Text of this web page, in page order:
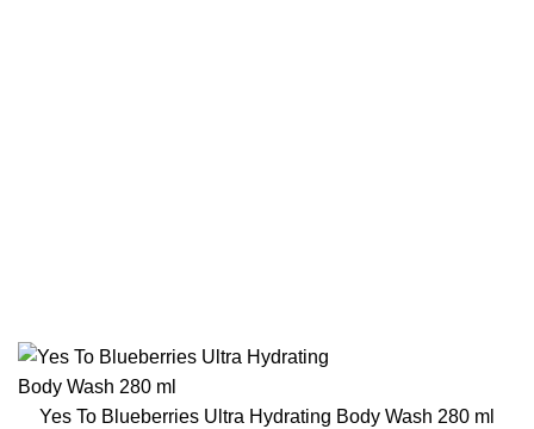
Yes To Blueberries Ultra Hydrating Body Wash 280 ml